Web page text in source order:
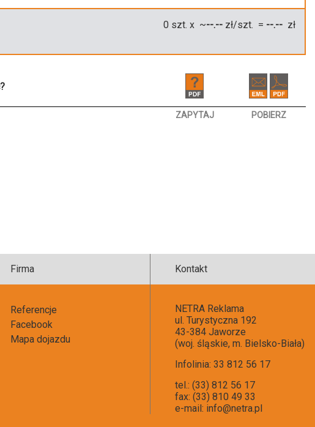
0 szt. x ~--.-- zł/szt. = --.-- zł
ZAPYTAJ POBIERZ
Firma
Referencje
Facebook
Mapa dojazdu
Kontakt
NETRA Reklama
ul. Turystyczna 192
43-384 Jaworze
(woj. śląskie, m. Bielsko-Biała)
Infolinia: 33 812 56 17
tel.: (33) 812 56 17
fax: (33) 810 49 33
e-mail: info@netra.pl